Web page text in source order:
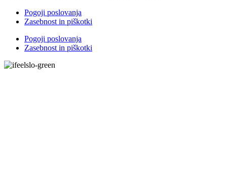
Pogoji poslovanja
Zasebnost in piškotki
Pogoji poslovanja
Zasebnost in piškotki